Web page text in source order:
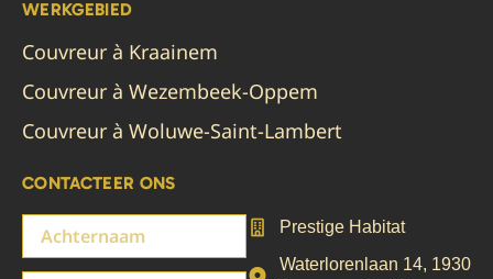
WERKGEBIED
Couvreur à Kraainem
Couvreur à Wezembeek-Oppem
Couvreur à Woluwe-Saint-Lambert
CONTACTEER ONS
Prestige Habitat
Waterlorenlaan 14, 1930